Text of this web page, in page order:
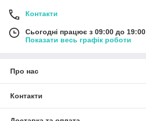
Контакти
Сьогодні працює з 09:00 до 19:00
Показати весь графік роботи
Про нас
Контакти